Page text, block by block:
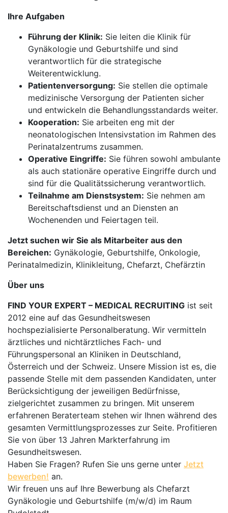
Ihre Aufgaben
Führung der Klinik: Sie leiten die Klinik für
Gynäkologie und Geburtshilfe und sind
verantwortlich für die strategische
Weiterentwicklung.
Patientenversorgung: Sie stellen die optimale
medizinische Versorgung der Patienten sicher
und entwickeln die Behandlungsstandards weiter.
Kooperation: Sie arbeiten eng mit der
neonatologischen Intensivstation im Rahmen des
Perinatalzentrums zusammen.
Operative Eingriffe: Sie führen sowohl ambulante
als auch stationäre operative Eingriffe durch und
sind für die Qualitätssicherung verantwortlich.
Teilnahme am Dienstsystem: Sie nehmen am
Bereitschaftsdienst und an Diensten an
Wochenenden und Feiertagen teil.
Jetzt suchen wir Sie als Mitarbeiter aus den
Bereichen: Gynäkologie, Geburtshilfe, Onkologie,
Perinatalmedizin, Klinikleitung, Chefarzt, Chefärztin
Über uns
FIND YOUR EXPERT – MEDICAL RECRUITING ist seit
2012 eine auf das Gesundheitswesen
hochspezialisierte Personalberatung. Wir vermitteln
ärztliches und nichtärztliches Fach- und
Führungspersonal an Kliniken in Deutschland,
Österreich und der Schweiz. Unsere Mission ist es, die
passende Stelle mit dem passenden Kandidaten, unter
Berücksichtigung der jeweiligen Bedürfnisse,
zielgerichtet zusammen zu bringen. Mit unserem
erfahrenen Beraterteam stehen wir Ihnen während des
gesamten Vermittlungsprozesses zur Seite. Profitieren
Sie von über 13 Jahren Markterfahrung im
Gesundheitswesen.
Haben Sie Fragen? Rufen Sie uns gerne unter Jetzt
bewerben! an.
Wir freuen uns auf Ihre Bewerbung als Chefarzt
Gynäkologie und Geburtshilfe (m/w/d) im Raum